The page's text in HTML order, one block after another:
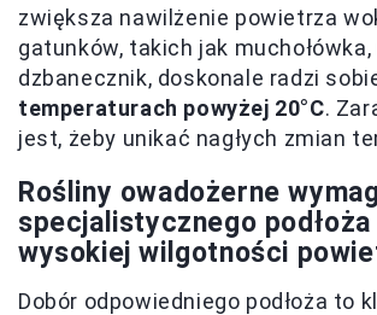
zwiększa nawilżenie powietrza
gatunków, takich jak
dzbanecznik, doskonale radzi
temperaturach powyżej 20°C.
jest, żeby unikać nagłych zmian
Rośliny owadożerne
specjalistycznego podłoża
wysokiej wilgotności
Dobór odpowiedniego podłoża to